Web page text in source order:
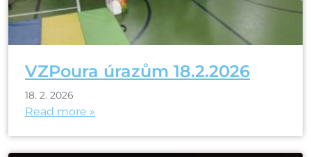
VZPoura úrazům 18.2.2026
18. 2. 2026
Read more »